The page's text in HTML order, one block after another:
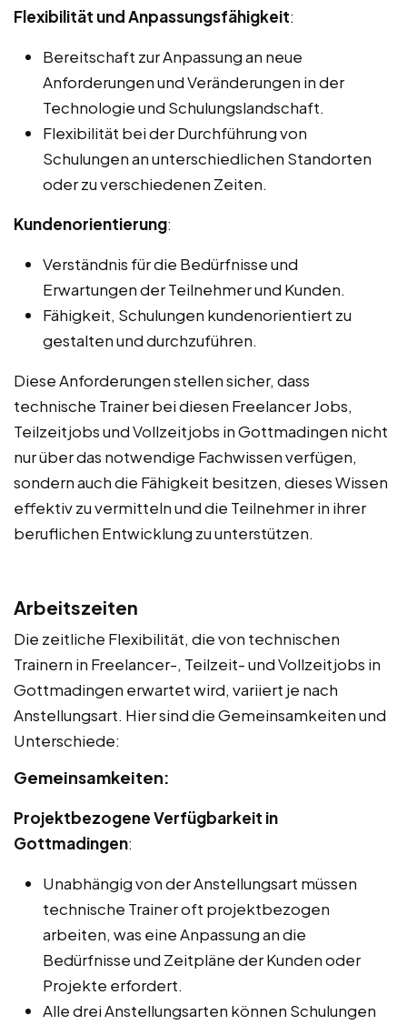
Flexibilität und Anpassungsfähigkeit:
Bereitschaft zur Anpassung an neue
Anforderungen und Veränderungen in der
Technologie und Schulungslandschaft.
Flexibilität bei der Durchführung von
Schulungen an unterschiedlichen Standorten
oder zu verschiedenen Zeiten.
Kundenorientierung:
Verständnis für die Bedürfnisse und
Erwartungen der Teilnehmer und Kunden.
Fähigkeit, Schulungen kundenorientiert zu
gestalten und durchzuführen.
Diese Anforderungen stellen sicher, dass
technische Trainer bei diesen Freelancer Jobs,
Teilzeitjobs und Vollzeitjobs in Gottmadingen nicht
nur über das notwendige Fachwissen verfügen,
sondern auch die Fähigkeit besitzen, dieses Wissen
effektiv zu vermitteln und die Teilnehmer in ihrer
beruflichen Entwicklung zu unterstützen.
Arbeitszeiten
Die zeitliche Flexibilität, die von technischen
Trainern in Freelancer-, Teilzeit- und Vollzeitjobs in
Gottmadingen erwartet wird, variiert je nach
Anstellungsart. Hier sind die Gemeinsamkeiten und
Unterschiede:
Gemeinsamkeiten:
Projektbezogene Verfügbarkeit in
Gottmadingen:
Unabhängig von der Anstellungsart müssen
technische Trainer oft projektbezogen
arbeiten, was eine Anpassung an die
Bedürfnisse und Zeitpläne der Kunden oder
Projekte erfordert.
Alle drei Anstellungsarten können Schulungen